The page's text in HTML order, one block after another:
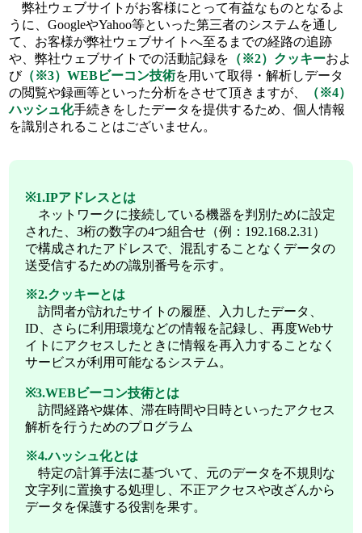
弊社ウェブサイトがお客様にとって有益なものとなるよ
うに、GoogleやYahoo等といった第三者のシステムを通し
て、お客様が弊社ウェブサイトへ至るまでの経路の追跡
や、弊社ウェブサイトでの活動記録を （※2）クッキーおよ
び（※3）WEBビーコン技術を用いて取得・解析しデータ
の閲覧や録画等といった分析をさせて頂きますが、
（※4）
ハッシュ化手続きをしたデータを提供するため、個人情報
を識別されることはございません。
※1.IPアドレスとは
ネットワークに接続している機器を判別ために設定
された、3桁の数字の4つ組合せ（例：192.168.2.31）
で構成されたアドレスで、混乱することなくデータの
送受信するための識別番号を示す。
※2.クッキーとは
訪問者が訪れたサイトの履歴、入力したデータ、
ID、さらに利用環境などの情報を記録し、再度Webサ
イトにアクセスしたときに情報を再入力することなく
サービスが利用可能なるシステム。
※3.WEBビーコン技術とは
訪問経路や媒体、滞在時間や日時といったアクセス
解析を行うためのプログラム
※4.ハッシュ化とは
特定の計算手法に基づいて、元のデータを不規則な
文字列に置換する処理し、不正アクセスや改ざんから
データを保護する役割を果す。